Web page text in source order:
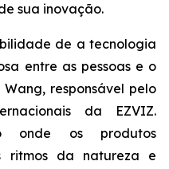
sua inovação.
de a tecnologia
entre as pessoas e o
responsável pelo
da EZVIZ.
onde os produtos
ritmos da natureza e